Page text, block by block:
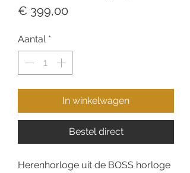
€ 399,00
Aantal *
In winkelwagen
Bestel direct
Herenhorloge uit de BOSS horloge